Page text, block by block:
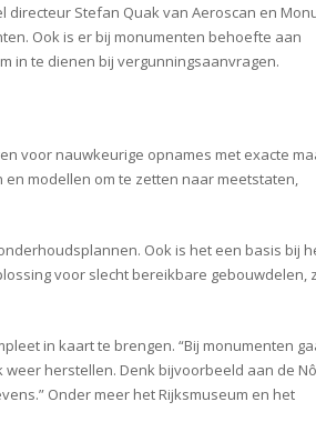
Stefan Quak van Aeroscan en
Ook is er bij monumenten behoefte aan
in te dienen bij vergunningsaanvragen.
voor nauwkeurige opnames met exacte
modellen om te zetten naar meetstaten,
Ook is het een basis bij
voor slecht bereikbare gebouwdelen,
in kaart te brengen. “Bij monumenten
herstellen. Denk bijvoorbeeld aan de
Onder meer het Rijksmuseum en het